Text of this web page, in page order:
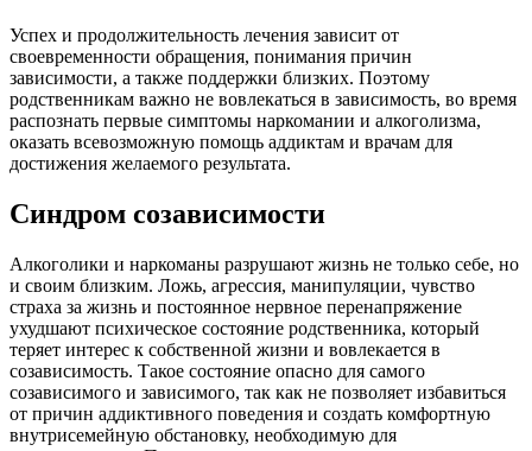
Успех и продолжительность лечения зависит от
своевременности обращения, понимания причин
зависимости, а также поддержки близких. Поэтому
родственникам важно не вовлекаться в зависимость, во время
распознать первые симптомы наркомании и алкоголизма,
оказать всевозможную помощь аддиктам и врачам для
достижения желаемого результата.
Синдром созависимости
Алкоголики и наркоманы разрушают жизнь не только себе, но
и своим близким. Ложь, агрессия, манипуляции, чувство
страха за жизнь и постоянное нервное перенапряжение
ухудшают психическое состояние родственника, который
теряет интерес к собственной жизни и вовлекается в
созависимость. Такое состояние опасно для самого
созависимого и зависимого, так как не позволяет избавиться
от причин аддиктивного поведения и создать комфортную
внутрисемейную обстановку, необходимую для